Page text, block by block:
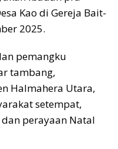
Kao di Gereja Bait-
2025.
pemangku
tambang,
Halmahera Utara,
setempat,
perayaan Natal